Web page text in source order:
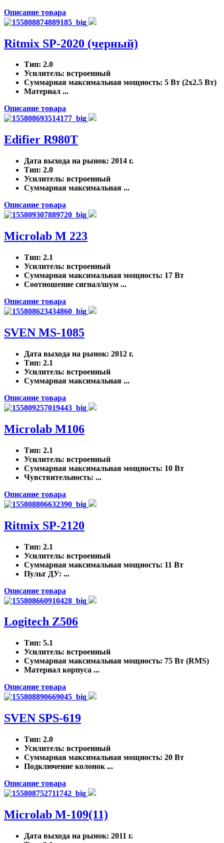
Описание товара
Ritmix SP-2020 (черный)
Тип: 2.0
Усилитель: встроенный
Суммарная максимальная мощность: 5 Вт (2x2.5 Вт)
Материал ...
Описание товара
Edifier R980T
Дата выхода на рынок: 2014 г.
Тип: 2.0
Усилитель: встроенный
Суммарная максимальная ...
Описание товара
Microlab M 223
Тип: 2.1
Усилитель: встроенный
Суммарная максимальная мощность: 17 Вт
Соотношение сигнал/шум ...
Описание товара
SVEN MS-1085
Дата выхода на рынок: 2012 г.
Тип: 2.1
Усилитель: встроенный
Суммарная максимальная ...
Описание товара
Microlab M106
Тип: 2.1
Усилитель: встроенный
Суммарная максимальная мощность: 10 Вт
Чувствительность: ...
Описание товара
Ritmix SP-2120
Тип: 2.1
Усилитель: встроенный
Суммарная максимальная мощность: 11 Вт
Пульт ДУ: ...
Описание товара
Logitech Z506
Тип: 5.1
Усилитель: встроенный
Суммарная максимальная мощность: 75 Вт (RMS)
Материал корпуса ...
Описание товара
SVEN SPS-619
Тип: 2.0
Усилитель: встроенный
Суммарная максимальная мощность: 20 Вт
Подключение колонок ...
Описание товара
Microlab M-109(11)
Дата выхода на рынок: 2011 г.